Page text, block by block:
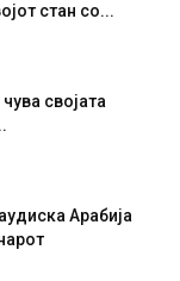
стан со...
својата
Арабија